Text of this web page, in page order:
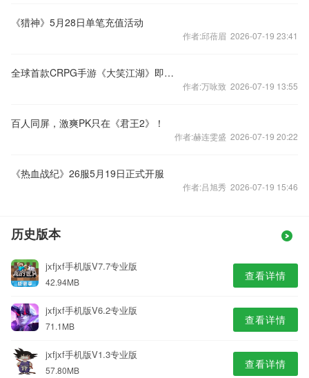
《猎神》5月28日单笔充值活动
作者:邱蓓眉 2026-07-19 23:41
全球首款CRPG手游《大笑江湖》即将登陆App Store
作者:万咏致 2026-07-19 13:55
百人同屏，激爽PK只在《君王2》！
作者:赫连雯盛 2026-07-19 20:22
《热血战纪》26服5月19日正式开服
作者:吕旭秀 2026-07-19 15:46
历史版本
jxfjxf手机版V7.7专业版
42.94MB 查看详情
jxfjxf手机版V6.2专业版
71.1MB 查看详情
jxfjxf手机版V1.3专业版
57.80MB 查看详情